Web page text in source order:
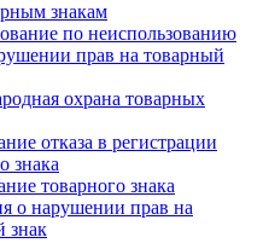
знакам
по неиспользованию
прав на товарный
охрана товарных
отказа в регистрации
знака
товарного знака
о нарушении прав на
знак